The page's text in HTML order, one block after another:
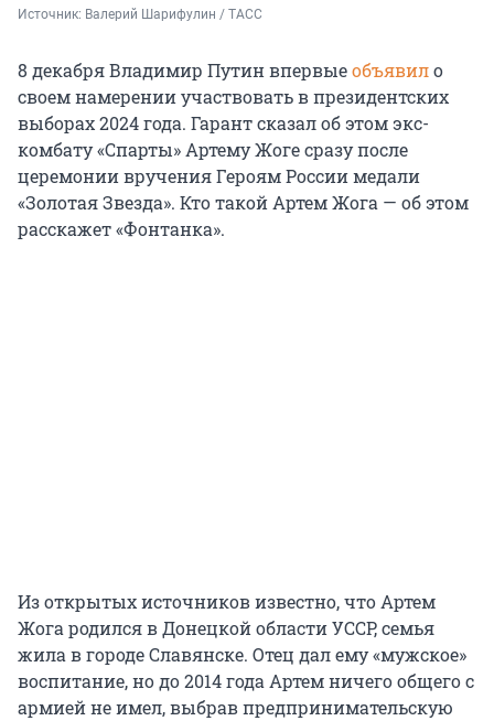
Источник: Валерий Шарифулин / ТАСС
8 декабря Владимир Путин впервыеобъявило
своем намерении участвовать в президентских
выборах 2024 года. Гарант сказал об этом экс-
комбату «Спарты» Артему Жоге сразу после
церемонии вручения Героям России медали
«Золотая Звезда». Кто такой Артем Жога — об этом
расскажет «Фонтанка».
Из открытых источников известно, что Артем
Жога родился в Донецкой области УССР, семья
жила в городе Славянске. Отец дал ему «мужское»
воспитание, но до 2014 года Артем ничего общего с
армией не имел, выбрав предпринимательскую